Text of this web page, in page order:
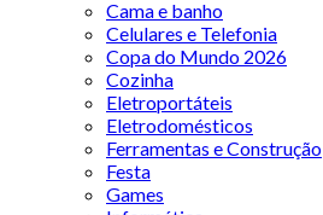
Cama e banho
Celulares e Telefonia
Copa do Mundo 2026
Cozinha
Eletroportáteis
Eletrodomésticos
Ferramentas e Construção
Festa
Games